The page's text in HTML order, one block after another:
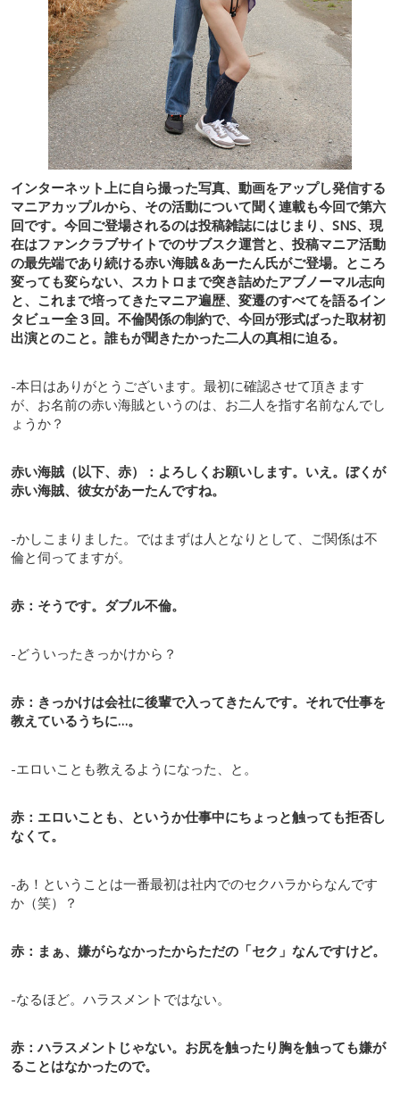
インターネット上に自ら撮った写真、動画をアップし発信する
マニアカップルから、その活動について聞く連載も今回で第六
回です。今回ご登場されるのは投稿雑誌にはじまり、SNS、現
在はファンクラブサイトでのサブスク運営と、投稿マニア活動
の最先端であり続ける赤い海賊＆あーたん氏がご登場。ところ
変っても変らない、スカトロまで突き詰めたアブノーマル志向
と、これまで培ってきたマニア遍歴、変遷のすべてを語るイン
タビュー全３回。不倫関係の制約で、今回が形式ばった取材初
出演とのこと。誰もが聞きたかった二人の真相に迫る。
-本日はありがとうございます。最初に確認させて頂きます
が、お名前の赤い海賊というのは、お二人を指す名前なんでし
ょうか？
赤い海賊（以下、赤）：よろしくお願いします。いえ。ぼくが
赤い海賊、彼女があーたんですね。
-かしこまりました。ではまずは人となりとして、ご関係は不
倫と伺ってますが。
赤：そうです。ダブル不倫。
-どういったきっかけから？
赤：きっかけは会社に後輩で入ってきたんです。それで仕事を
教えているうちに…。
-エロいことも教えるようになった、と。
赤：エロいことも、というか仕事中にちょっと触っても拒否し
なくて。
-あ！ということは一番最初は社内でのセクハラからなんです
か（笑）？
赤：まぁ、嫌がらなかったからただの「セク」なんですけど。
-なるほど。ハラスメントではない。
赤：ハラスメントじゃない。お尻を触ったり胸を触っても嫌が
ることはなかったので。